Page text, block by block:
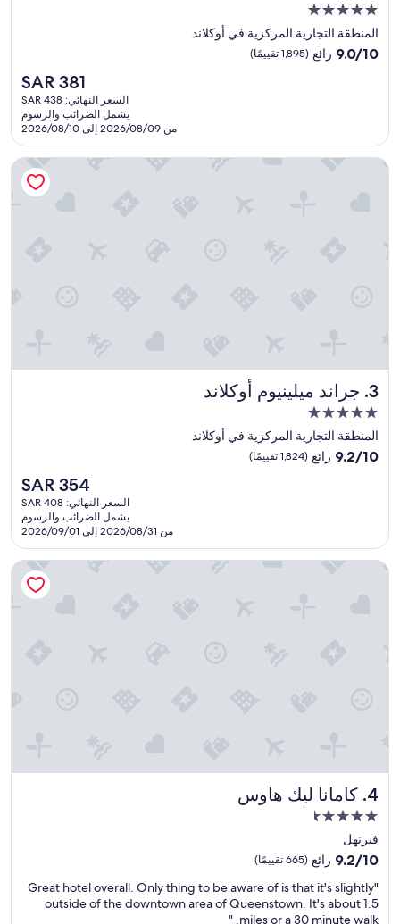
مكان
إقامة
مصنف
المنطقة التجارية المركزية في أوكلاند
9.0
9.0/10 رائع (1,895 تقييمًا)
السعر
الحالي
هو
SAR
381
SAR 381
السعر النهائي: SAR 438
يشمل الضرائب والرسوم
من 2026/08/09 إلى 2026/08/10
3. جراند ميلينيوم أوكلاند
جراند ميلينيوم أوكلاند
مكان
إقامة
مصنف
المنطقة التجارية المركزية في أوكلاند
9.2
9.2/10 رائع (1,824 تقييمًا)
السعر
الحالي
هو
SAR
354
SAR 354
السعر النهائي: SAR 408
يشمل الضرائب والرسوم
من 2026/08/31 إلى 2026/09/01
جراند ميلينيوم أوكلاند
4. كامانا ليك هاوس
كامانا ليك هاوس
مكان
إقامة
مصنف
4.5
نجمة
فيرنهل
9.2
10،
رائع،
9.2/10 رائع (665 تقييمًا)
"
G
r
"Great hotel overall. Only thing to be aware of is that it's slightly
outside of the downtown area of Queenstown. It's about 1.5
miles or a 30 minute walk. "
كامانا ليك هاوس